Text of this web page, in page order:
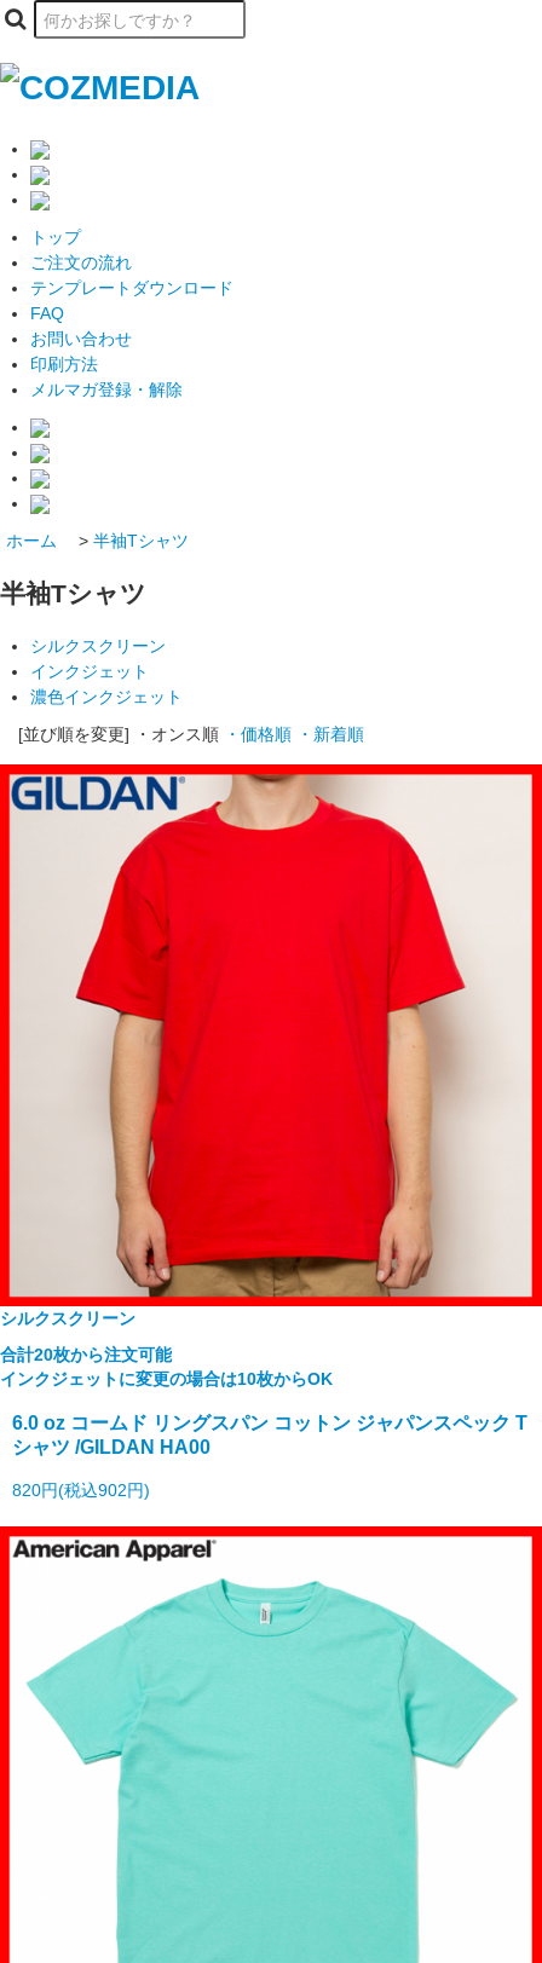
トップ
ご注文の流れ
テンプレートダウンロード
FAQ
お問い合わせ
印刷方法
メルマガ登録・解除
ホーム > 半袖Tシャツ
半袖Tシャツ
シルクスクリーン
インクジェット
濃色インクジェット
[並び順を変更]
・オンス順 ・価格順 ・新着順
シルクスクリーン
合計20枚から注文可能
インクジェットに変更の場合は10枚からOK
6.0 oz コームド リングスパン コットン ジャパンスペック T
シャツ /GILDAN HA00
820円(税込902円)